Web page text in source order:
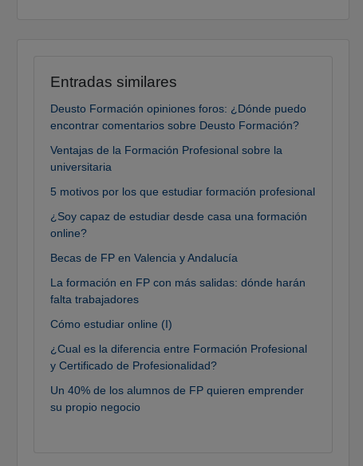
Entradas similares
Deusto Formación opiniones foros: ¿Dónde puedo
encontrar comentarios sobre Deusto Formación?
Ventajas de la Formación Profesional sobre la
universitaria
5 motivos por los que estudiar formación profesional
¿Soy capaz de estudiar desde casa una formación
online?
Becas de FP en Valencia y Andalucía
La formación en FP con más salidas: dónde harán
falta trabajadores
Cómo estudiar online (I)
¿Cual es la diferencia entre Formación Profesional
y Certificado de Profesionalidad?
Un 40% de los alumnos de FP quieren emprender
su propio negocio